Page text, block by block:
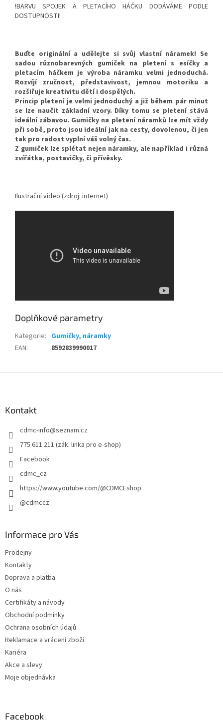
!BARVU SPOJEK A PLETACÍHO HÁČKU DODÁVÁME PODLE
DOSTUPNOSTI!
Buďte originální a udělejte si svůj vlastní náramek! Se
sadou různobarevných gumiček na pletení s esíčky a
pletacím háčkem je výroba náramku velmi jednoduchá.
Rozvíjí zručnost, představivost, jemnou motoriku a
rozšiřuje kreativitu dětí i dospělých.
Princip pletení je velmi jednoduchý a již během pár minut
se lze naučit základní vzory. Díky tomu se pletení stává
ideální zábavou. Gumičky na pletení náramků lze mít vždy
při sobě, proto jsou ideální jak na cesty, dovolenou, či jen
tak pro radost vyplní váš volný čas.
Z gumiček lze splétat nejen náramky, ale například i různá
zvířátka, postavičky, či přívěsky.
Ilustrační video (zdroj: internet)
Doplňkové parametry
Kategorie: Gumičky, náramky
EAN: 8592839990017
Kontakt
cdmc-info@seznam.cz
775 611 211 (zák. linka pro e-shop)
Facebook
cdmc_cz
https://www.youtube.com/@CDMCEshop
@cdmccz
Informace pro Vás
Prodejny
Kontakty
Doprava a platba
O nás
Certifikáty a návody
Obchodní podmínky
Ochrana osobních údajů
Reklamace a vrácení zboží
Kariéra
Akce a slevy
Moje objednávka
Facebook